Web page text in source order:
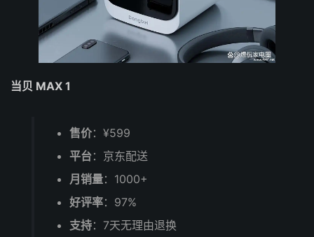
当贝 MAX 1
售价：¥599
平台：京东配送
月销量：1000+
好评率：97%
支持：7天无理由退换